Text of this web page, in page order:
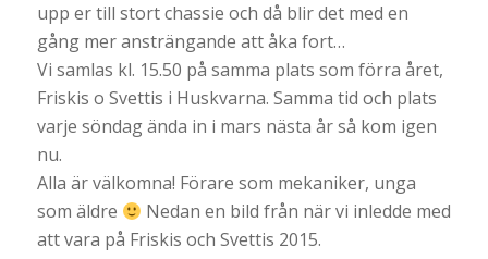
upp er till stort chassie och då blir det med en
gång mer ansträngande att åka fort…
Vi samlas kl. 15.50 på samma plats som förra året,
Friskis o Svettis i Huskvarna. Samma tid och plats
varje söndag ända in i mars nästa år så kom igen
nu.
Alla är välkomna! Förare som mekaniker, unga
som äldre
Nedan en bild från när vi inledde med
att vara på Friskis och Svettis 2015.